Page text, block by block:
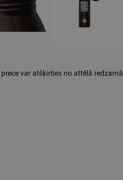
var atšķirties no attēlā redzamā.